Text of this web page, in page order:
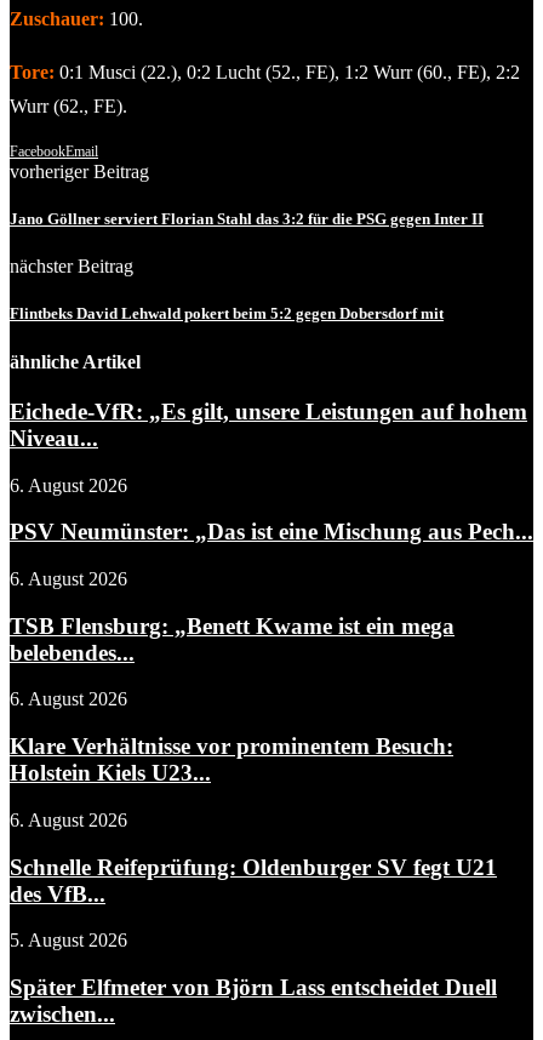
Zuschauer: 100.
Tore: 0:1 Musci (22.), 0:2 Lucht (52., FE), 1:2 Wurr (60., FE), 2:2
Wurr (62., FE).
FacebookEmail
vorheriger Beitrag
Jano Göllner serviert Florian Stahl das 3:2 für die PSG gegen Inter II
nächster Beitrag
Flintbeks David Lehwald pokert beim 5:2 gegen Dobersdorf mit
ähnliche Artikel
Eichede-VfR: „Es gilt, unsere Leistungen auf hohem
Niveau...
6. August 2026
PSV Neumünster: „Das ist eine Mischung aus Pech...
6. August 2026
TSB Flensburg: „Benett Kwame ist ein mega
belebendes...
6. August 2026
Klare Verhältnisse vor prominentem Besuch:
Holstein Kiels U23...
6. August 2026
Schnelle Reifeprüfung: Oldenburger SV fegt U21
des VfB...
5. August 2026
Später Elfmeter von Björn Lass entscheidet Duell
zwischen...